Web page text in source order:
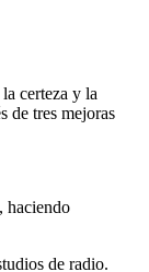
certeza y la
de tres mejoras
haciendo
de radio.